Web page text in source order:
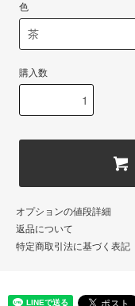
色
購入数
オプションの値段詳細
返品について
特定商取引法に基づく表記